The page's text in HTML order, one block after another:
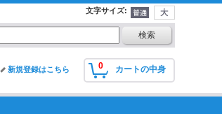
文字サイズ:
0 カートの中身
新規登録はこちら